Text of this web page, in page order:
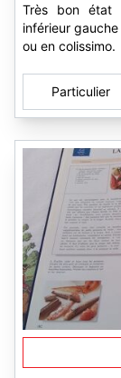
Très bon état
inférieur
ou en colissimo.
Particulier